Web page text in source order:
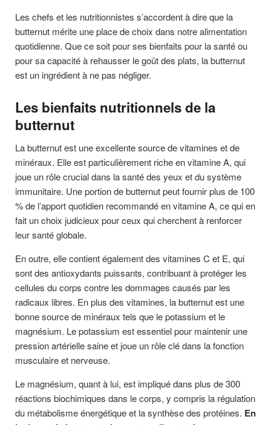
Les chefs et les nutritionnistes s’accordent à dire que la
butternut mérite une place de choix dans notre alimentation
quotidienne. Que ce soit pour ses bienfaits pour la santé ou
pour sa capacité à rehausser le goût des plats, la butternut
est un ingrédient à ne pas négliger.
Les bienfaits nutritionnels de la
butternut
La butternut est une excellente source de vitamines et de
minéraux. Elle est particulièrement riche en vitamine A, qui
joue un rôle crucial dans la santé des yeux et du système
immunitaire. Une portion de butternut peut fournir plus de 100
% de l’apport quotidien recommandé en vitamine A, ce qui en
fait un choix judicieux pour ceux qui cherchent à renforcer
leur santé globale.
En outre, elle contient également des vitamines C et E, qui
sont des antioxydants puissants, contribuant à protéger les
cellules du corps contre les dommages causés par les
radicaux libres. En plus des vitamines, la butternut est une
bonne source de minéraux tels que le potassium et le
magnésium. Le potassium est essentiel pour maintenir une
pression artérielle saine et joue un rôle clé dans la fonction
musculaire et nerveuse.
Le magnésium, quant à lui, est impliqué dans plus de 300
réactions biochimiques dans le corps, y compris la régulation
du métabolisme énergétique et la synthèse des protéines. En